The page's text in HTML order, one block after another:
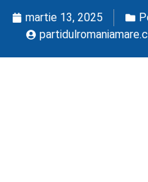
martie 13, 2025